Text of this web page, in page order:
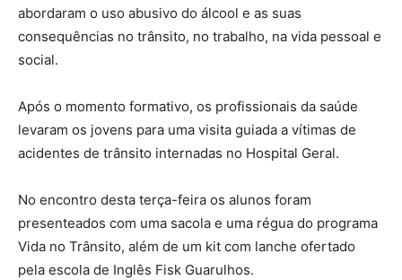
abordaram o uso abusivo do álcool e as suas
consequências no trânsito, no trabalho, na vida pessoal e
social.
Após o momento formativo, os profissionais da saúde
levaram os jovens para uma visita guiada a vítimas de
acidentes de trânsito internadas no Hospital Geral.
No encontro desta terça-feira os alunos foram
presenteados com uma sacola e uma régua do programa
Vida no Trânsito, além de um kit com lanche ofertado
pela escola de Inglês Fisk Guarulhos.